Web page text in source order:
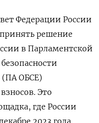
Федерации России
решение
в Парламентской
(ПА ОБСЕ)
Это
где России
2023 года